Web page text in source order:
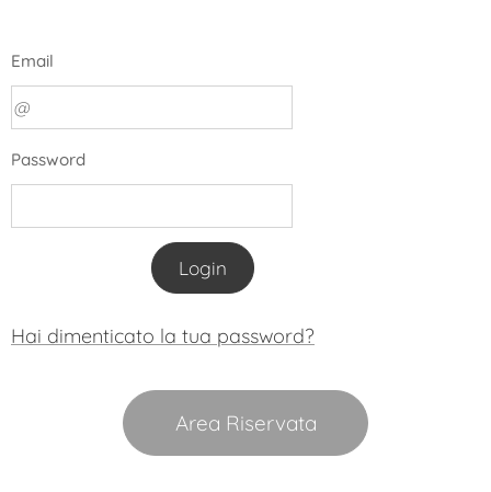
Email
Password
Login
Hai dimenticato la tua password?
Area Riservata